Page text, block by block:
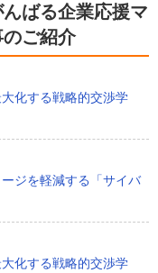
んばる企業応援マ
ご紹介
化する戦略的交渉学
ジを軽減する「サイバ
化する戦略的交渉学